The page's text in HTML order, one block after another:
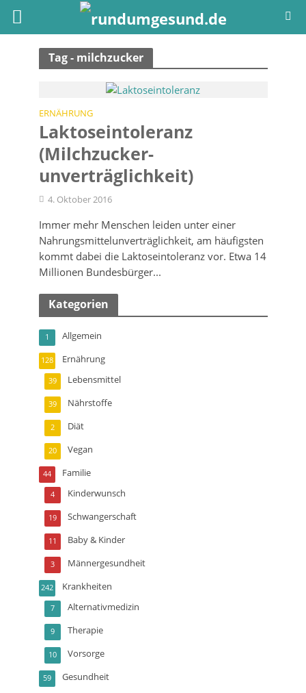
Tag - milchzucker
ERNÄHRUNG
Laktose­intoleranz
(Milchzucker­
unverträglich­keit)
4. Oktober 2016
Immer mehr Menschen leiden unter einer
Nahrungsmittelunverträglichkeit, am häufigsten
kommt dabei die Laktoseintoleranz vor. Etwa 14
Millionen Bundesbürger...
Kategorien
Allgemein
1
Ernährung
128
Lebensmittel
39
Nährstoffe
39
Diät
2
Vegan
20
Familie
44
Kinderwunsch
4
Schwangerschaft
19
Baby & Kinder
11
Männergesundheit
3
Krankheiten
242
Alternativmedizin
7
Therapie
9
Vorsorge
10
Gesundheit
59